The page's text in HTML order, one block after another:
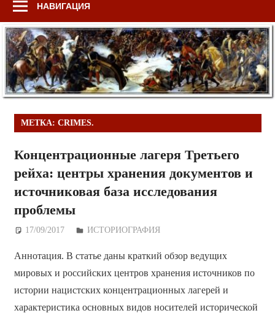
НАВИГАЦИЯ
МЕТКА: CRIMES.
Концентрационные лагеря Третьего
рейха: центры хранения документов и
источниковая база исследования
проблемы
17/09/2017 Дежурный по Редакции
ИСТОРИОГРАФИЯ
Аннотация. В статье даны краткий обзор ведущих
мировых и российских центров хранения источников по
истории нацистских концентрационных лагерей и
характеристика основных видов носителей исторической